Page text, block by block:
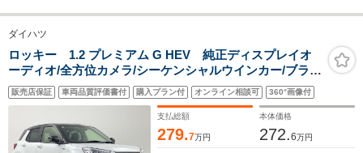
ダイハツ
ロッキー 1.2 プレミアム G HEV 純正ディスプレイオ
ーディオ/全方位カメラ/シーケンシャルウインカー/ブライ
ンドスポットモニター/フルセグTV/シートヒーター/衝突
軽減ブレーキ/レーンキープアシスト/AppleCarPlay/USB/
販売店保証 車両品質評価書付 購入プラン付 オンライン相談可 360°画像付
支払総額
279.7万円
本体価格
272.6万円